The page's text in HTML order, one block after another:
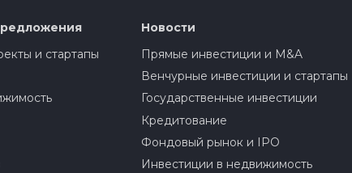
и стартапы
Новости
Прямые инвестиции и M&A
Венчурные инвестиции и стартапы
Государственные инвестиции
Кредитование
Фондовый рынок и IPO
Инвестиции в недвижимость